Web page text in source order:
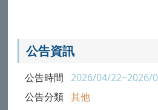
公告資訊
公告時間 2026/04/22~2026/
公告分類 其他